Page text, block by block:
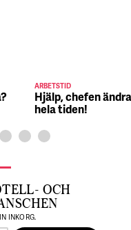
ARBETSTID
Hjälp, chefen
hela tiden!
OCH
INKORG.